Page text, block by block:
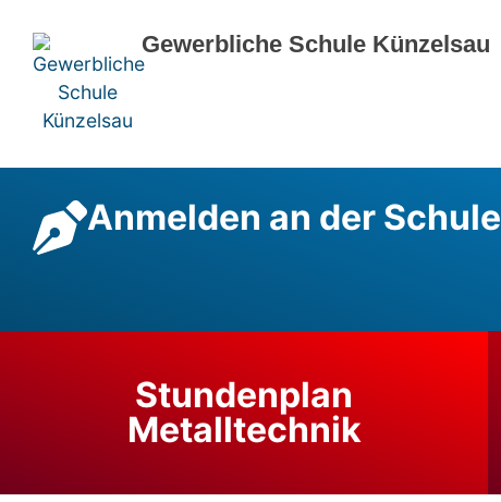
Gewerbliche Schule Künzelsau
Anmelden an der Schule
Stundenplan
Metalltechnik